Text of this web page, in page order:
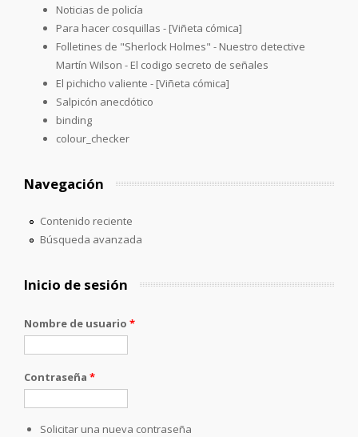
Noticias de policía
Para hacer cosquillas - [Viñeta cómica]
Folletines de "Sherlock Holmes" - Nuestro detective
Martín Wilson - El codigo secreto de señales
El pichicho valiente - [Viñeta cómica]
Salpicón anecdótico
binding
colour_checker
Navegación
Contenido reciente
Búsqueda avanzada
Inicio de sesión
Nombre de usuario *
Contraseña *
Solicitar una nueva contraseña